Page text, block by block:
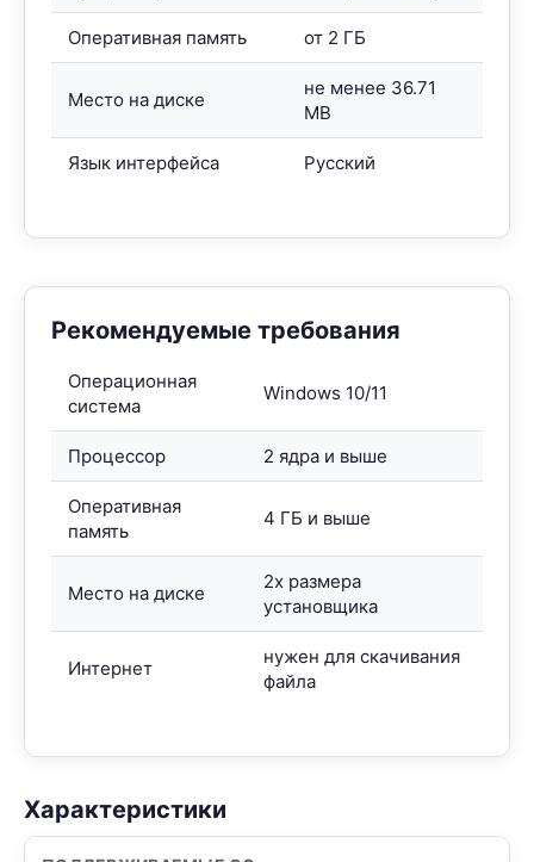
Оперативная память от 2 ГБ
Место на диске
не менее 36.71
MB
Язык интерфейса Русский
Рекомендуемые требования
Операционная
система
Windows 10/11
Процессор 2 ядра и выше
Оперативная
память
4 ГБ и выше
Место на диске
2x размера
установщика
Интернет
нужен для скачивания
файла
Характеристики